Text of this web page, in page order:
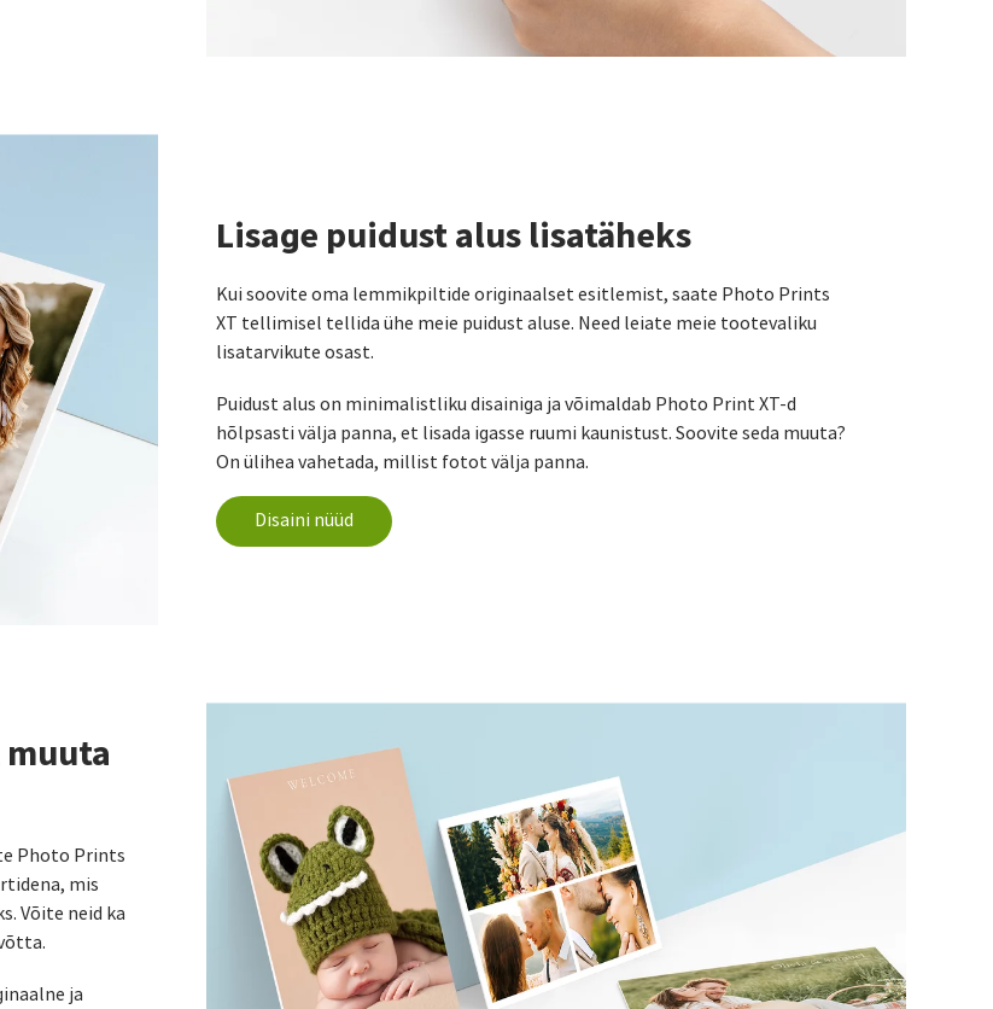
Lisage puidust alus lisatäheks
Kui soovite oma lemmikpiltide originaalset esitlemist, saate Photo Prints
XT tellimisel tellida ühe meie puidust aluse. Need leiate meie tootevaliku
lisatarvikute osast.
Puidust alus on minimalistliku disainiga ja võimaldab Photo Print XT-d
hõlpsasti välja panna, et lisada igasse ruumi kaunistust. Soovite seda muuta?
On ülihea vahetada, millist fotot välja panna.
Disaini nüüd
muuta
Photo Prints
mis
Võite neid ka
ja